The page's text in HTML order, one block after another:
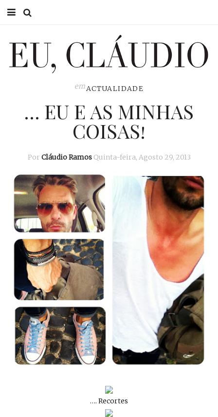
EU CLÁUDIO
EU NA TV
emACTUALIDADE
… EU E AS MINHAS
COISAS!
Por Cláudio Ramos Quinta-feira, Agosto 29, 2013
…. Recortes